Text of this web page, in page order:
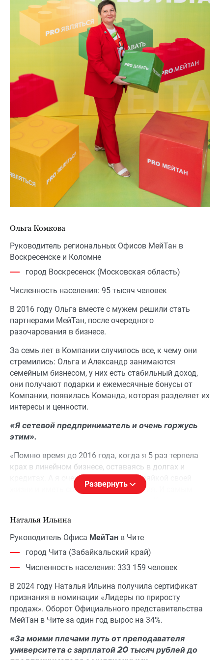
Ольга Комкова
Руководитель региональных Офисов МейТан в
Воскресенске и Коломне
город Воскресенск (Московская область)
Численность населения: 95 тысяч человек
В 2016 году Ольга вместе с мужем решили стать
партнерами МейТан, после очередного
разочарования в бизнесе.
За семь лет в Компании случилось все, к чему они
стремились: Ольга и Александр занимаются
семейным бизнесом, у них есть стабильный доход,
они получают подарки и ежемесячные бонусы от
Компании, появилась Команда, которая разделяет их
интересы и ценности.
«Я сетевой предприниматель и очень горжусь
этим».
«Помню время до 2016 года, когда я 5 раз терпела
крах в линейном бизнесе, оставаясь в долгах и
кредитах. А я очень хотела стать хозяйкой своей
жизни и иметь свою историю развития. И самым
случилось все, к чему мы так долго и безрезультатно
шли раньше. Теперь мы много путешествуем,
МейТан я победила серьезное заболевание.
Похудела, стала выглядеть моложе и нравиться себе.
будущем.
Компания МейТан стала образом нашей жизни.
Сегодня мы расширяем свою Команду
федеральным проектом «Уездный бизнес» наши
ежедневные действия по популяризации бренда
Развернуть
Наталья Ильина
Руководитель Офиса МейТан в Чите
город Чита (Забайкальский край)
Численность населения: 333 159 человек
В 2024 году Наталья Ильина получила сертификат
признания в номинации «Лидеры по приросту
продаж». Оборот Официального представительства
МейТан в Чите за один год вырос на 34%.
«За моими плечами путь от преподавателя
университета с зарплатой 20 тысяч рублей до